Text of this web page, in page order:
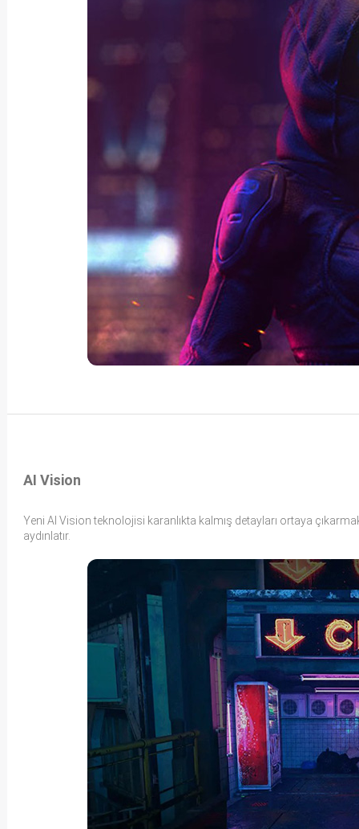
AI Vision
Yeni AI Vision teknolojisi karanlıkta kalmış detayları ortaya
aydınlatır.